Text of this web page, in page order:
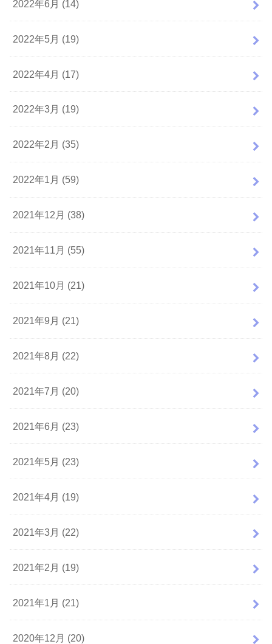
2022年6月 (14)
2022年5月 (19)
2022年4月 (17)
2022年3月 (19)
2022年2月 (35)
2022年1月 (59)
2021年12月 (38)
2021年11月 (55)
2021年10月 (21)
2021年9月 (21)
2021年8月 (22)
2021年7月 (20)
2021年6月 (23)
2021年5月 (23)
2021年4月 (19)
2021年3月 (22)
2021年2月 (19)
2021年1月 (21)
2020年12月 (20)